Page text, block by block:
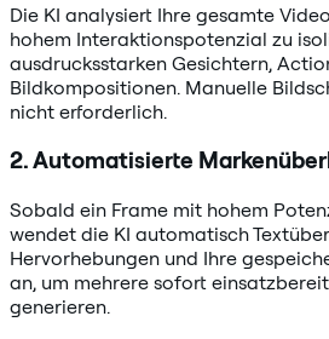
Die KI analysiert Ihre gesamte
hohem Interaktionspotenzial zu
ausdrucksstarken Gesichtern,
Bildkompositionen. Manuelle
nicht erforderlich.
2. Automatisierte
Sobald ein Frame mit hohem
wendet die KI automatisch
Hervorhebungen und Ihre
an, um mehrere sofort
generieren.